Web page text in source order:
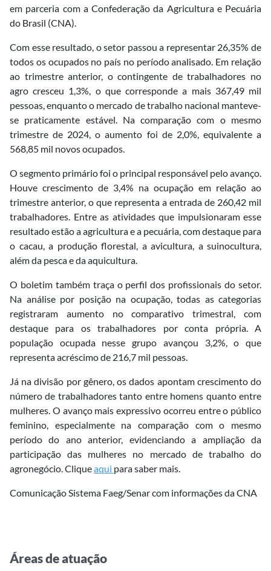
em parceria com a Confederação da Agricultura e Pecuária
do Brasil (CNA).
Com esse resultado, o setor passou a representar 26,35% de
todos os ocupados no país no período analisado. Em relação
ao trimestre anterior, o contingente de trabalhadores no
agro cresceu 1,3%, o que corresponde a mais 367,49 mil
pessoas, enquanto o mercado de trabalho nacional manteve-
se praticamente estável. Na comparação com o mesmo
trimestre de 2024, o aumento foi de 2,0%, equivalente a
568,85 mil novos ocupados.
O segmento primário foi o principal responsável pelo avanço.
Houve crescimento de 3,4% na ocupação em relação ao
trimestre anterior, o que representa a entrada de 260,42 mil
trabalhadores. Entre as atividades que impulsionaram esse
resultado estão a agricultura e a pecuária, com destaque para
o cacau, a produção florestal, a avicultura, a suinocultura,
além da pesca e da aquicultura.
O boletim também traça o perfil dos profissionais do setor.
Na análise por posição na ocupação, todas as categorias
registraram aumento no comparativo trimestral, com
destaque para os trabalhadores por conta própria. A
população ocupada nesse grupo avançou 3,2%, o que
representa acréscimo de 216,7 mil pessoas.
Já na divisão por gênero, os dados apontam crescimento do
número de trabalhadores tanto entre homens quanto entre
mulheres. O avanço mais expressivo ocorreu entre o público
feminino, especialmente na comparação com o mesmo
período do ano anterior, evidenciando a ampliação da
participação das mulheres no mercado de trabalho do
agronegócio. Cliqueaqui para saber mais.
Comunicação Sistema Faeg/Senar com informações da CNA
Áreas de atuação